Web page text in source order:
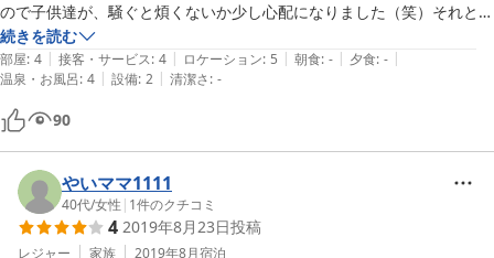
ので子供達が、騒ぐと煩くないか少し心配になりました（笑）それと、
キッチンはあるのですが、コップと割り箸、スプーン、取り皿など無か
ったので有れば物凄く助かります。でも凄く気に入ったので、次回は夏
にまた来たいです☆店員さんも気さくな方で、素敵な旅に成りました。
続きを読む
部屋: 4 | 接客・サービス: 4 | ロケーション: 5 | 朝食: - | 夕食: - |
温泉・お風呂: 4 | 設備: 2 | 清潔さ: -
90
やいママ1111
40代/女性 | 1件のクチコミ
4 2019年8月23日投稿
レジャー 家族 2019年8月宿泊